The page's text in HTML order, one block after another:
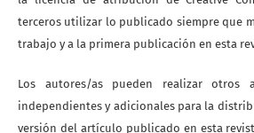
terceros utilizar lo publicado siempre que
trabajo y a la primera publicación en esta
Los autores/as pueden realizar otros
independientes y adicionales para la
versión del artículo publicado en esta